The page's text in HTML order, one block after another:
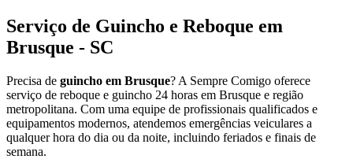
Serviço de Guincho e Reboque em
Brusque - SC
Precisa de guincho em Brusque? A Sempre Comigo oferece
serviço de reboque e guincho 24 horas em Brusque e região
metropolitana. Com uma equipe de profissionais qualificados e
equipamentos modernos, atendemos emergências veiculares a
qualquer hora do dia ou da noite, incluindo feriados e finais de
semana.